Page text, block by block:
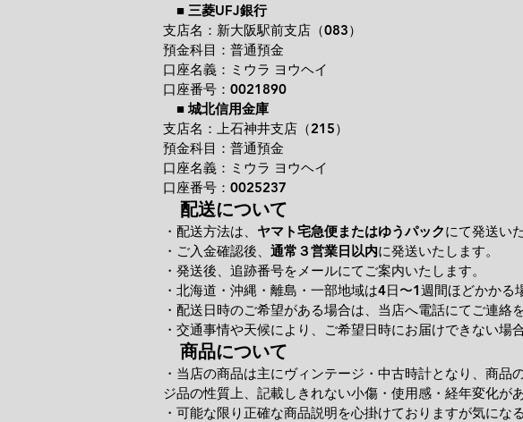
■ 三菱UFJ銀行
支店名：新大阪駅前支店（083）
預金科目：普通預金
口座名義：ミウラ ヨウヘイ
口座番号：0021890
■ 城北信用金庫
支店名：上石神井支店（215）
預金科目：普通預金
口座名義：ミウラ ヨウヘイ
口座番号：0025237
配送について
・配送方法は、 ヤマト宅急便またはゆうパックにて発送い
・ご入金確認後、 通常３営業日以内に発送いたします。
・発送後、追跡番号をメールにてご案内いたします。
・北海道・沖縄・離島・一部地域は4日〜1週間ほどかかる
・配送日時のご希望がある場合は、当店へ電話にてご連絡
・交通事情や天候により、ご希望日時にお届けできない場
商品について
・当店の商品は主にヴィンテージ・中古時計となり、商
ジ品の性質上、記載しきれない小傷・使用感・経年変化が
・可能な限り正確な商品説明を心掛けておりますが気にな